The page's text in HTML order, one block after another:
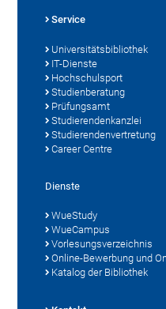
Service
Universitätsbibliothek
IT-Dienste
Hochschulsport
Studienberatung
Prüfungsamt
Studierendenkanzlei
Studierendenvertretung
Career Centre
Dienste
WueStudy
WueCampus
Vorlesungsverzeichnis
Online-Bewerbung und
Katalog der Bibliothek